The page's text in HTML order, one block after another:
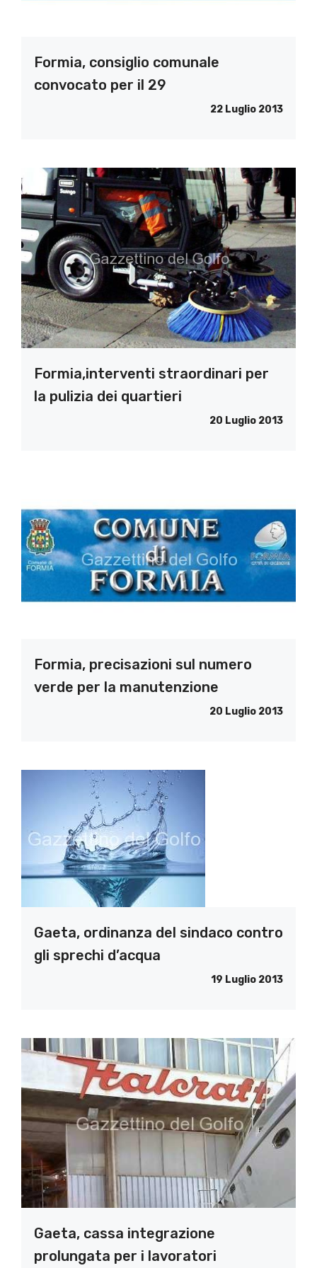
Formia, consiglio comunale
convocato per il 29
22 Luglio 2013
Formia,interventi straordinari per
la pulizia dei quartieri
20 Luglio 2013
Formia, precisazioni sul numero
verde per la manutenzione
20 Luglio 2013
Gaeta, ordinanza del sindaco contro
gli sprechi d’acqua
19 Luglio 2013
Gaeta, cassa integrazione
prolungata per i lavoratori